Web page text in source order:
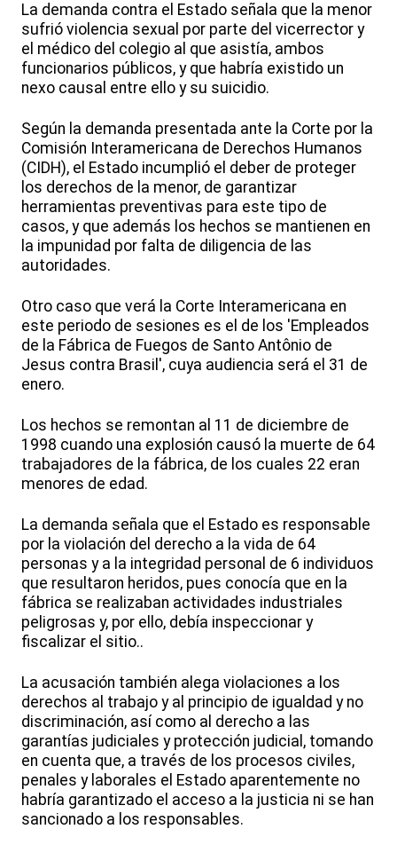
La demanda contra el Estado señala que la menor
sufrió violencia sexual por parte del vicerrector y
el médico del colegio al que asistía, ambos
funcionarios públicos, y que habría existido un
nexo causal entre ello y su suicidio.
Según la demanda presentada ante la Corte por la
Comisión Interamericana de Derechos Humanos
(CIDH), el Estado incumplió el deber de proteger
los derechos de la menor, de garantizar
herramientas preventivas para este tipo de
casos, y que además los hechos se mantienen en
la impunidad por falta de diligencia de las
autoridades.
Otro caso que verá la Corte Interamericana en
este periodo de sesiones es el de los 'Empleados
de la Fábrica de Fuegos de Santo Antônio de
Jesus contra Brasil', cuya audiencia será el 31 de
enero.
Los hechos se remontan al 11 de diciembre de
1998 cuando una explosión causó la muerte de 64
trabajadores de la fábrica, de los cuales 22 eran
menores de edad.
La demanda señala que el Estado es responsable
por la violación del derecho a la vida de 64
personas y a la integridad personal de 6 individuos
que resultaron heridos, pues conocía que en la
fábrica se realizaban actividades industriales
peligrosas y, por ello, debía inspeccionar y
fiscalizar el sitio..
La acusación también alega violaciones a los
derechos al trabajo y al principio de igualdad y no
discriminación, así como al derecho a las
garantías judiciales y protección judicial, tomando
en cuenta que, a través de los procesos civiles,
penales y laborales el Estado aparentemente no
habría garantizado el acceso a la justicia ni se han
sancionado a los responsables.